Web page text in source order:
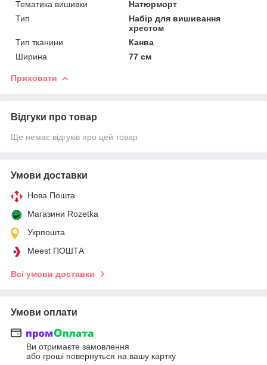
Тематика вишивки
Натюрморт
Тип
Набір для вишивання
хрестом
Тип тканини
Канва
Ширина
77 см
Приховати
Відгуки про товар
Ще немає відгуків про цей товар
Умови доставки
Нова Пошта
Магазини Rozetka
Укрпошта
Meest ПОШТА
Всі умови доставки
Умови оплати
Ви отримаєте замовлення
або гроші повернуться на вашу картку